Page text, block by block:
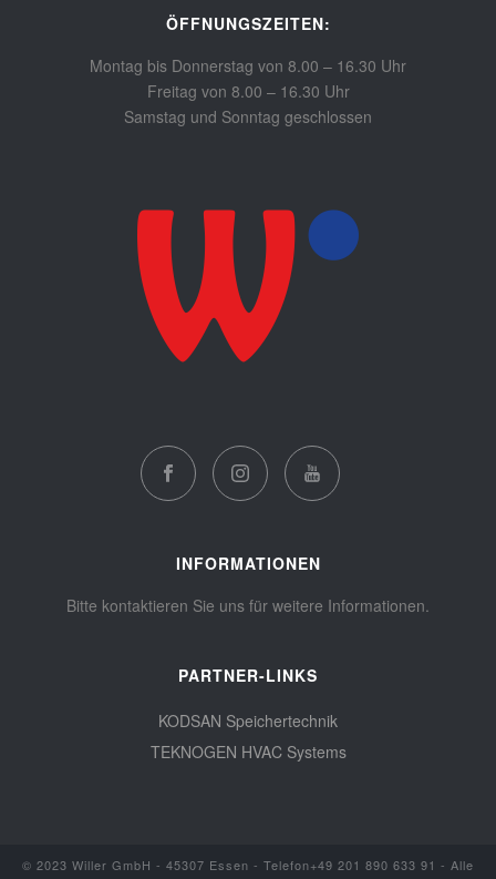
ÖFFNUNGSZEITEN:
Montag bis Donnerstag von 8.00 – 16.30 Uhr
Freitag von 8.00 – 16.30 Uhr
Samstag und Sonntag geschlossen
INFORMATIONEN
Bitte kontaktieren Sie uns für weitere Informationen.
PARTNER-LINKS
KODSAN Speichertechnik
TEKNOGEN HVAC Systems
© 2023 Willer GmbH - 45307 Essen - Telefon+49 201 890 633 91 - Alle